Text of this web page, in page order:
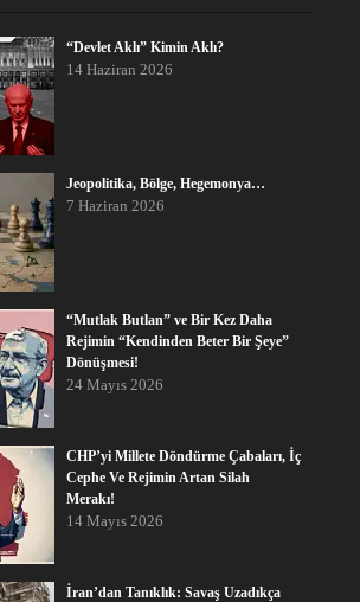
“Devlet Aklı” Kimin Aklı?
14 Haziran 2026
Jeopolitika, Bölge, Hegemonya…
7 Haziran 2026
“Mutlak Butlan” ve Bir Kez Daha
Rejimin “Kendinden Beter Bir Şeye”
Dönüşmesi!
24 Mayıs 2026
CHP’yi Millete Döndürme Çabaları, İç
Cephe Ve Rejimin Artan Silah
Merakı!
14 Mayıs 2026
İran’dan Tanıklık: Savaş Uzadıkça